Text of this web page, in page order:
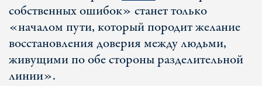
собственных ошибок» станет только
«началом пути, который породит желание
восстановления доверия между людьми,
живущими по обе стороны разделительной
линии».